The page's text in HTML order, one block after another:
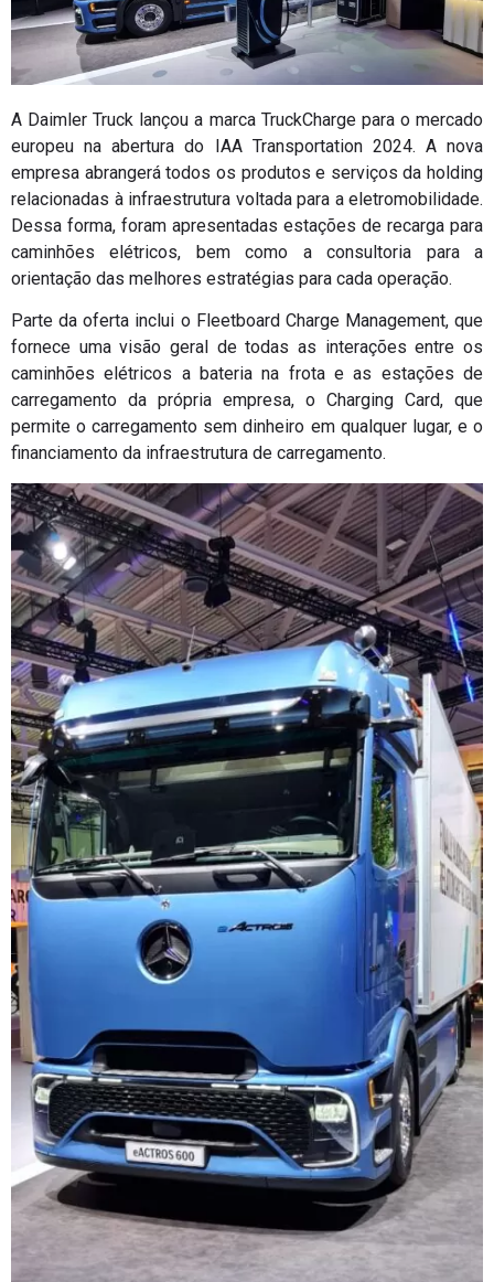
A Daimler Truck lançou a marca TruckCharge para o mercado
europeu na abertura do IAA Transportation 2024. A nova
empresa abrangerá todos os produtos e serviços da holding
relacionadas à infraestrutura voltada para a eletromobilidade.
Dessa forma, foram apresentadas estações de recarga para
caminhões elétricos, bem como a consultoria para a
orientação das melhores estratégias para cada operação.
Parte da oferta inclui o Fleetboard Charge Management, que
fornece uma visão geral de todas as interações entre os
caminhões elétricos a bateria na frota e as estações de
carregamento da própria empresa, o Charging Card, que
permite o carregamento sem dinheiro em qualquer lugar, e o
financiamento da infraestrutura de carregamento.